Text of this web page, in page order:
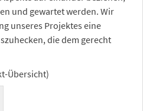
und gewartet werden. Wir
unseres Projektes eine
die dem gerecht
Übersicht)